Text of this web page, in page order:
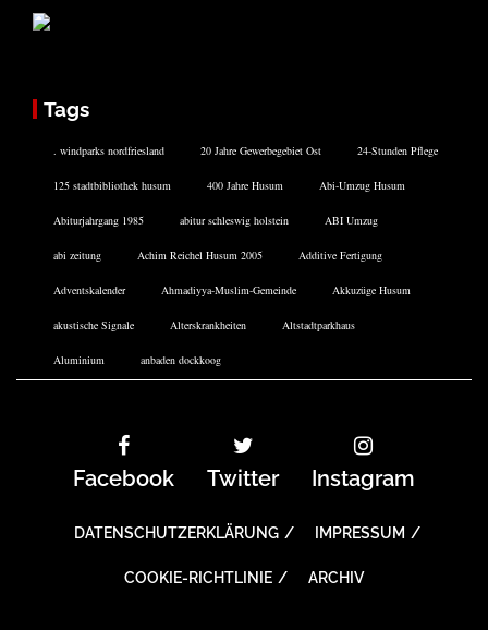
Tags
. windparks nordfriesland 20 Jahre Gewerbegebiet Ost 24-Stunden Pflege
125 stadtbibliothek husum 400 Jahre Husum Abi-Umzug Husum
Abiturjahrgang 1985 abitur schleswig holstein ABI Umzug
abi zeitung Achim Reichel Husum 2005 Additive Fertigung
Adventskalender Ahmadiyya-Muslim-Gemeinde Akkuzüge Husum
akustische Signale Alterskrankheiten Altstadtparkhaus
Aluminium anbaden dockkoog
Facebook Twitter Instagram
DATENSCHUTZERKLÄRUNG IMPRESSUM
COOKIE-RICHTLINIE ARCHIV